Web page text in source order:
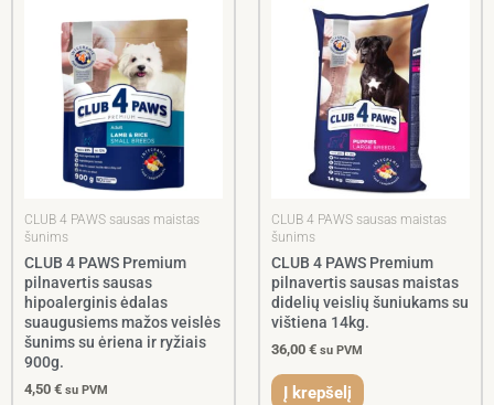
CLUB 4 PAWS sausas maistas
šunims
CLUB 4 PAWS Premium
pilnavertis sausas
hipoalerginis ėdalas
suaugusiems mažos veislės
šunims su ėriena ir ryžiais
900g.
4,50 € su PVM
CLUB 4 PAWS sausas maistas
šunims
CLUB 4 PAWS Premium
pilnavertis sausas maistas
didelių veislių šuniukams su
vištiena 14kg.
36,00 € su PVM
Į krepšelį